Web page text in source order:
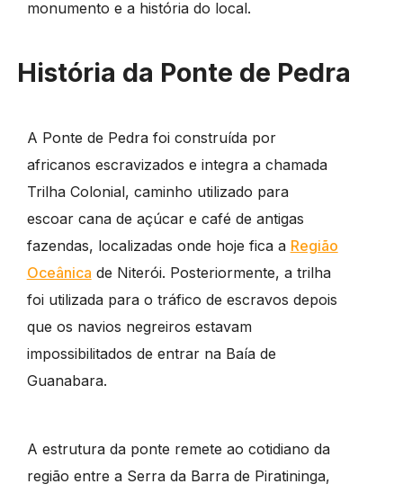
monumento e a história do local.
História da Ponte de Pedra
A Ponte de Pedra foi construída por
africanos escravizados e integra a chamada
Trilha Colonial, caminho utilizado para
escoar cana de açúcar e café de antigas
fazendas, localizadas onde hoje fica a Região
Oceânica de Niterói. Posteriormente, a trilha
foi utilizada para o tráfico de escravos depois
que os navios negreiros estavam
impossibilitados de entrar na Baía de
Guanabara.
A estrutura da ponte remete ao cotidiano da
região entre a Serra da Barra de Piratininga,